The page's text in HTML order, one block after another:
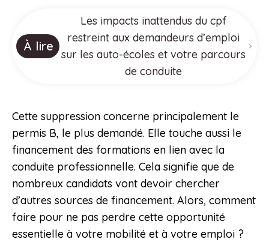
À lire
Les impacts inattendus du cpf
restreint aux demandeurs d’emploi
sur les auto-écoles et votre parcours
de conduite
Cette suppression concerne principalement le
permis B, le plus demandé. Elle touche aussi le
financement des formations en lien avec la
conduite professionnelle. Cela signifie que de
nombreux candidats vont devoir chercher
d’autres sources de financement. Alors, comment
faire pour ne pas perdre cette opportunité
essentielle à votre mobilité et à votre emploi ?